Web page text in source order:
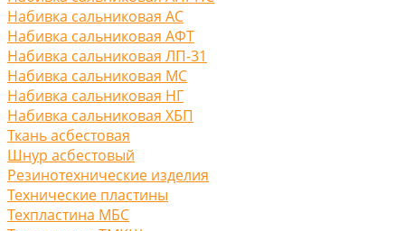
Набивка сальниковая АС
Набивка сальниковая АФТ
Набивка сальниковая ЛП-31
Набивка сальниковая МС
Набивка сальниковая НГ
Набивка сальниковая ХБП
Ткань асбестовая
Шнур асбестовый
Резинотехнические изделия
Технические пластины
Техпластина МБС